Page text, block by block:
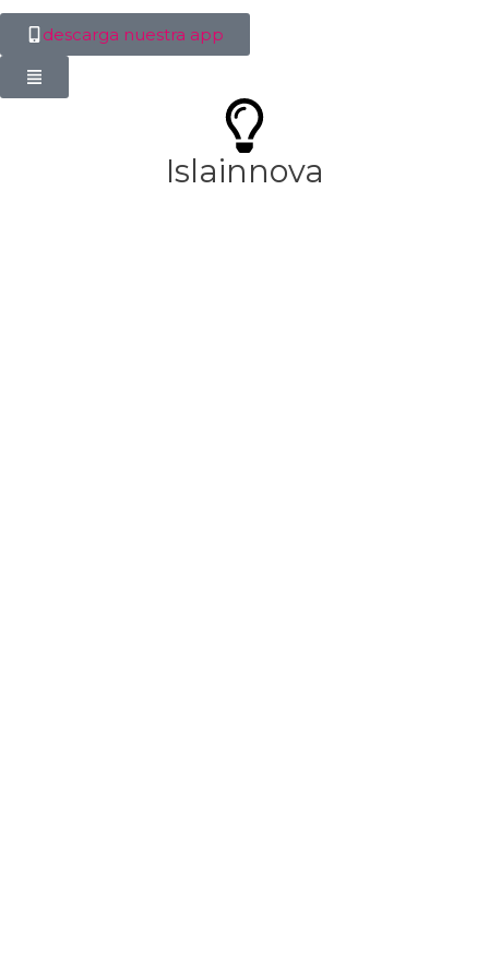
descarga nuestra app
Islainnova